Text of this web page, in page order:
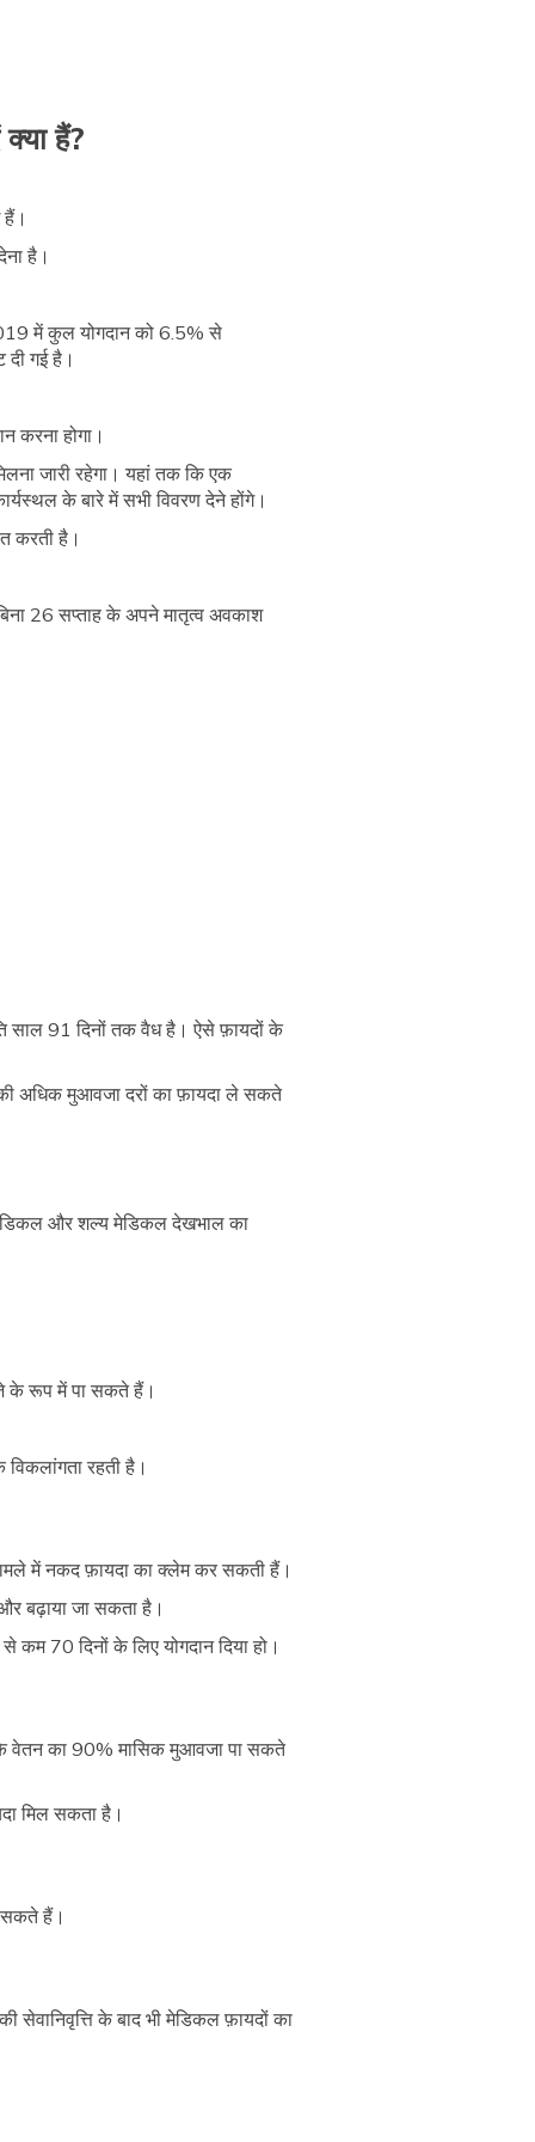
हैं?
हैं।
है।
में कुल योगदान को 6.5% से
गई है।
करना होगा।
जारी रहेगा। यहां तक कि एक
के बारे में सभी विवरण देने होंगे।
करती है।
26 सप्ताह के अपने मातृत्व अवकाश
साल 91 दिनों तक वैध है। ऐसे फ़ायदों के
की अधिक मुआवजा दरों का फ़ायदा ले सकते
और शल्य मेडिकल देखभाल का
के रूप में पा सकते हैं।
रहती है।
मामले में नकद फ़ायदा का क्लेम कर सकती हैं।
बढ़ाया जा सकता है।
70 दिनों के लिए योगदान दिया हो।
के वेतन का 90% मासिक मुआवजा पा सकते
मिल सकता है।
सकते हैं।
के बाद भी मेडिकल फ़ायदों का